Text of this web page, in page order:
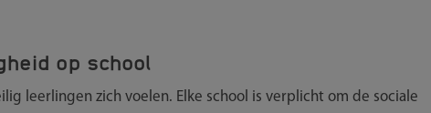
op school
leerlingen zich voelen. Elke school is verplicht om de sociale